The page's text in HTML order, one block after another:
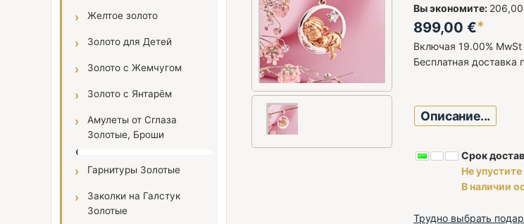
Желтое золото
Золото для Детей
Золото с Жемчугом
Золото с Янтарём
Амулеты от Сглаза
Золотые, Броши
Гарнитуры Золотые
Заколки на Галстук
Золотые
Вы экономите:
899,00 €*
Включая 19.00% MwSt
Бесплатная доставка
Описание...
Срок
Не
В наличии
Трудно выбрать